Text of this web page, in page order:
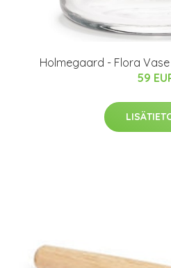
Holmegaard - Flora
59